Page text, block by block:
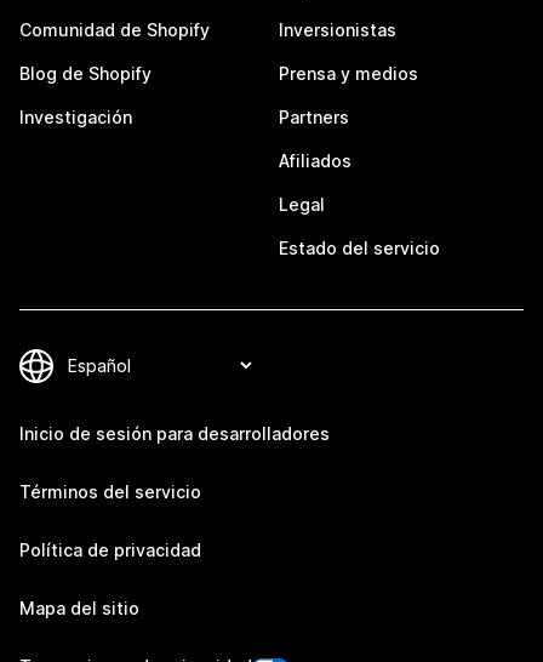
Comunidad de Shopify
Blog de Shopify
Investigación
Inversionistas
Prensa y medios
Partners
Afiliados
Legal
Estado del servicio
Inicio de sesión para desarrolladores
Términos del servicio
Política de privacidad
Mapa del sitio